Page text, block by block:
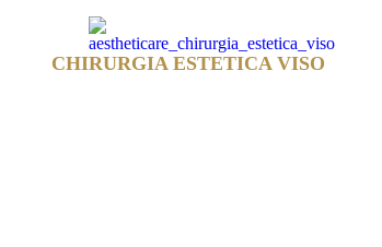
CHIRURGIA ESTETICA VISO